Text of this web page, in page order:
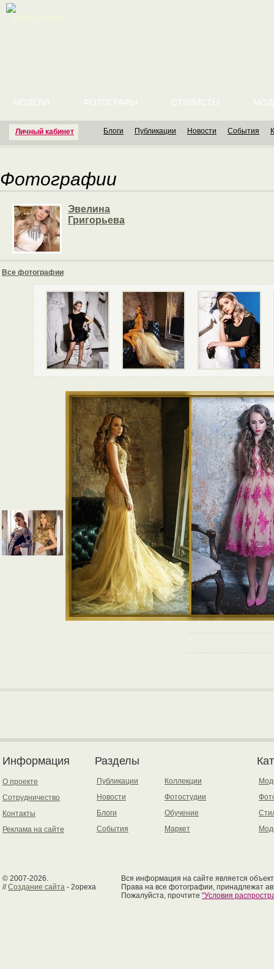
Личный кабинет
МОДЕЛИ ФОТОГРАФЫ СТИЛИСТЫ
Блоги Публикации Новости События
Фотографии
Эвелина
Григорьева
Все фотографии
Информация
О проекте
Сотрудничество
Контакты
Реклама на сайте
Разделы
Публикации
Новости
Блоги
События
Коллекции
Фотостудии
Обучение
Маркет
© 2007-2026.
//Создание сайта - 2opexa
Вся информация на сайте является
Права на все фотографии, принадлежат
Пожалуйста, прочтите "Условия